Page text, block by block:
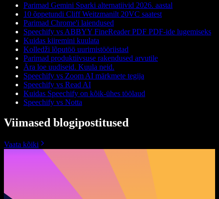
Parimad Gemini Sparki alternatiivid 2026. aastal
10 õppetundi Cliff Weitzmanilt 20VC saatest
Parimad Chrome'i laiendused
Speechify vs ABBYY FineReader PDF PDF-ide lugemiseks
Kuidas kiiremini kuulata
Kolledži lõputöö uurimistööriistad
Parimad produktiivsuse rakendused arvutile
Ära loe uudiseid. Kuula neid.
Speechify vs Zoom AI märkmete tegija
Speechify vs Read AI
Kuidas Speechify on kõik-ühes töölaud
Speechify vs Notta
Viimased blogipostitused
Vaata kõiki